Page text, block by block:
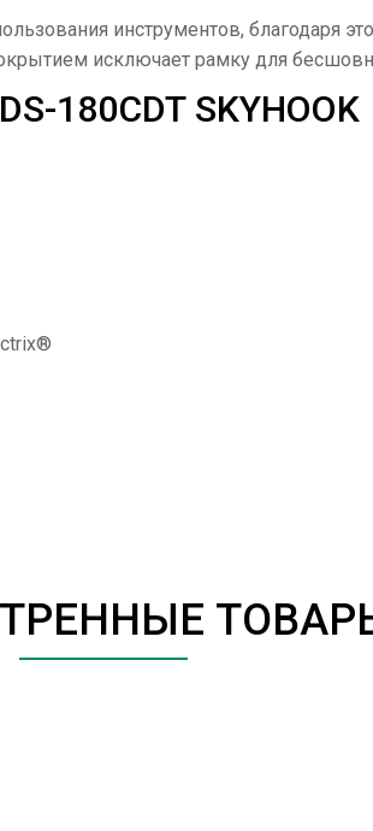
инструментов, благодаря
исключает рамку для
180CDT SKYHOOK